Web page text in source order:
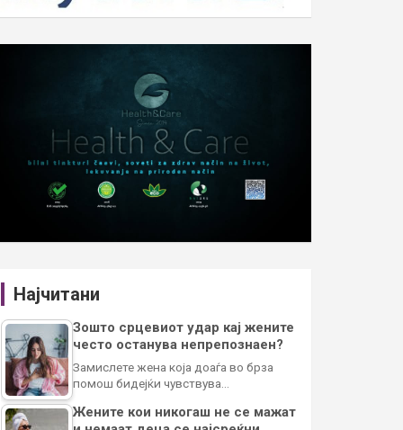
Најчитани
Зошто срцевиот удар кај жените
често останува непрепознаен?
Замислете жена која доаѓа во брза
помош бидејќи чувствува…
Жените кои никогаш не се мажат